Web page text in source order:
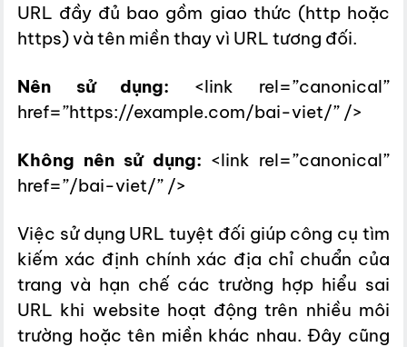
URL đầy đủ bao gồm giao thức (http hoặc
https) và tên miền thay vì URL tương đối.
Nên sử dụng: <link rel=”canonical”
href=”https://example.com/bai-viet/” />
Không nên sử dụng: <link rel=”canonical”
href=”/bai-viet/” />
Việc sử dụng URL tuyệt đối giúp công cụ tìm
kiếm xác định chính xác địa chỉ chuẩn của
trang và hạn chế các trường hợp hiểu sai
URL khi website hoạt động trên nhiều môi
trường hoặc tên miền khác nhau. Đây cũng